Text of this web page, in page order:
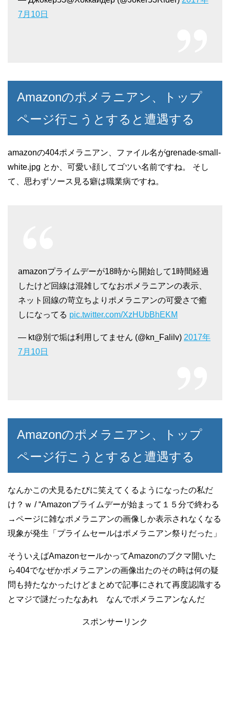
7月10日
Amazonのポメラニアン、トップ
ページ行こうとすると遭遇する
amazonの404ポメラニアン、ファイル名がgrenade-small-
white.jpg とか、可愛い顔してゴツい名前ですね。 そし
て、思わずソース見る癖は職業病ですね。
amazonプライムデーが18時から開始して1時間経過
したけど回線は混雑してなおポメラニアンの表示、
ネット回線の苛立ちよりポメラニアンの可愛さで癒
しになってる pic.twitter.com/XzHUbBhEKM
— kt@別で垢は利用してません (@kn_Falilv) 2017年
7月10日
Amazonのポメラニアン、トップ
ページ行こうとすると遭遇する
なんかこの犬見るたびに笑えてくるようになったの私だ
け？ｗ / “Amazonプライムデーが始まって１５分で終わる
→ページに雑なポメラニアンの画像しか表示されなくなる
現象が発生「プライムセールはポメラニアン祭りだった」
そういえばAmazonセールかってAmazonのブクマ開いた
ら404でなぜかポメラニアンの画像出たのその時は何の疑
問も持たなかったけどまとめで記事にされて再度認識する
とマジで謎だったなあれ なんでポメラニアンなんだ
スポンサーリンク